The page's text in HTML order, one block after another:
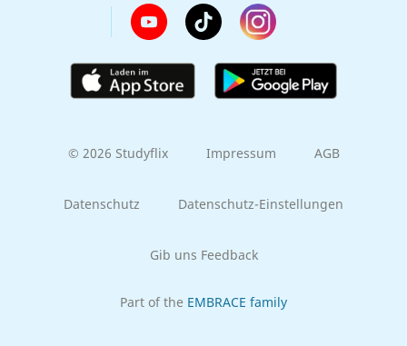
© 2026 Studyflix Impressum AGB
Datenschutz Datenschutz-Einstellungen
Gib uns Feedback
Part of the EMBRACE family